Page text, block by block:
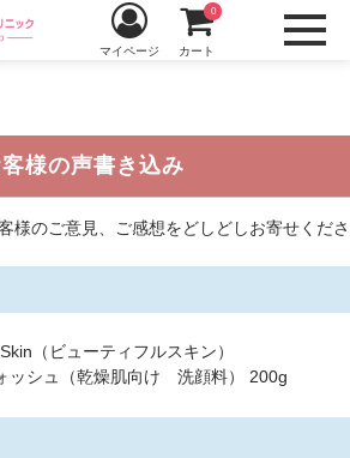
マイページ カート
0
様の声書き込み
様のご意見、ご感想をどしどしお寄せくださ
（ビューティフルスキン）
ッシュ（乾燥肌向け 洗顔料） 200g